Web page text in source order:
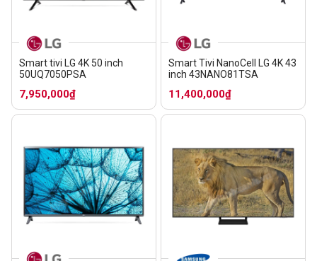
Smart tivi LG 4K 50 inch
50UQ7050PSA
7,950,000₫
Smart Tivi NanoCell LG 4K 43
inch 43NANO81TSA
11,400,000₫